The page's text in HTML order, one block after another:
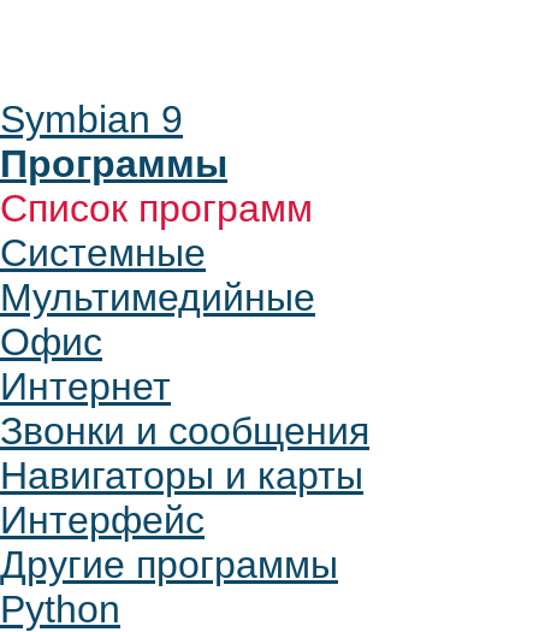
Symbian 9
Программы
Список программ
Системные
Мультимедийные
Офис
Интернет
Звонки и сообщения
Навигаторы и карты
Интерфейс
Другие программы
Python